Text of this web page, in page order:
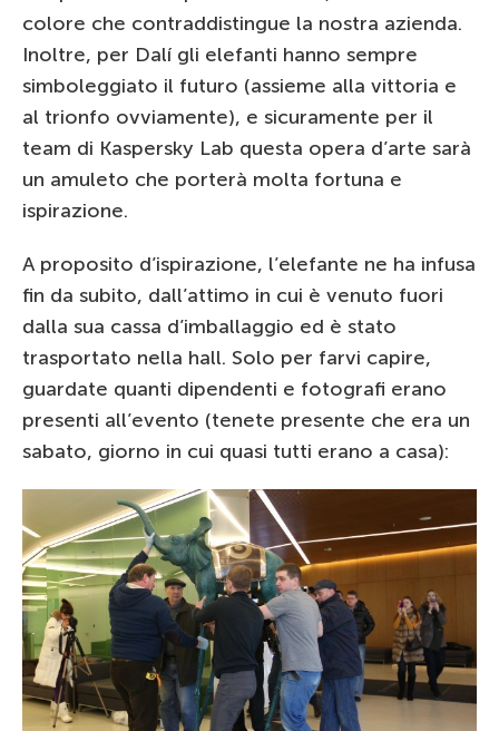
colore che contraddistingue la nostra azienda.
Inoltre, per Dalí gli elefanti hanno sempre
simboleggiato il futuro (assieme alla vittoria e
al trionfo ovviamente), e sicuramente per il
team di Kaspersky Lab questa opera d’arte sarà
un amuleto che porterà molta fortuna e
ispirazione.
A proposito d’ispirazione, l’elefante ne ha infusa
fin da subito, dall’attimo in cui è venuto fuori
dalla sua cassa d’imballaggio ed è stato
trasportato nella hall. Solo per farvi capire,
guardate quanti dipendenti e fotografi erano
presenti all’evento (tenete presente che era un
sabato, giorno in cui quasi tutti erano a casa):